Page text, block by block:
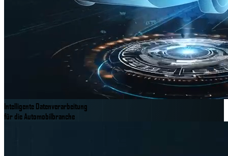
Intelligente Datenverarbeitung
für die Automobilbranche